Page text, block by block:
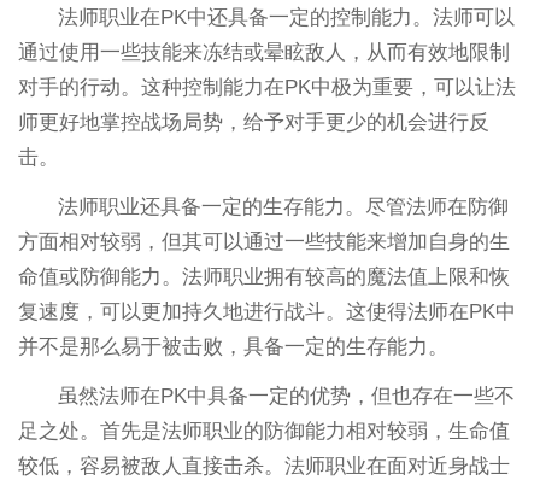
法师职业在PK中还具备一定的控制能力。法师可以
通过使用一些技能来冻结或晕眩敌人，从而有效地限制
对手的行动。这种控制能力在PK中极为重要，可以让法
师更好地掌控战场局势，给予对手更少的机会进行反
击。
法师职业还具备一定的生存能力。尽管法师在防御
方面相对较弱，但其可以通过一些技能来增加自身的生
命值或防御能力。法师职业拥有较高的魔法值上限和恢
复速度，可以更加持久地进行战斗。这使得法师在PK中
并不是那么易于被击败，具备一定的生存能力。
虽然法师在PK中具备一定的优势，但也存在一些不
足之处。首先是法师职业的防御能力相对较弱，生命值
较低，容易被敌人直接击杀。法师职业在面对近身战士